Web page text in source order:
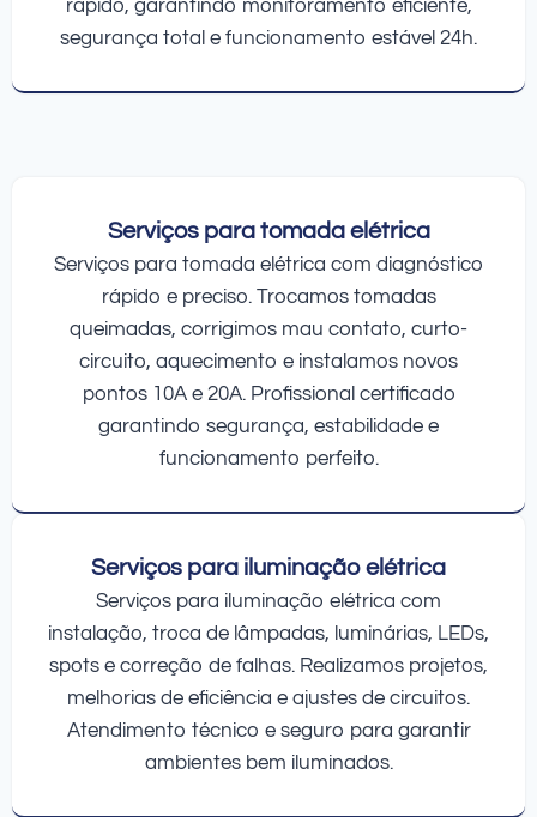
rápido, garantindo monitoramento eficiente,
segurança total e funcionamento estável 24h.
Serviços para tomada elétrica
Serviços para tomada elétrica com diagnóstico
rápido e preciso. Trocamos tomadas
queimadas, corrigimos mau contato, curto-
circuito, aquecimento e instalamos novos
pontos 10A e 20A. Profissional certificado
garantindo segurança, estabilidade e
funcionamento perfeito.
Serviços para iluminação elétrica
Serviços para iluminação elétrica com
instalação, troca de lâmpadas, luminárias, LEDs,
spots e correção de falhas. Realizamos projetos,
melhorias de eficiência e ajustes de circuitos.
Atendimento técnico e seguro para garantir
ambientes bem iluminados.